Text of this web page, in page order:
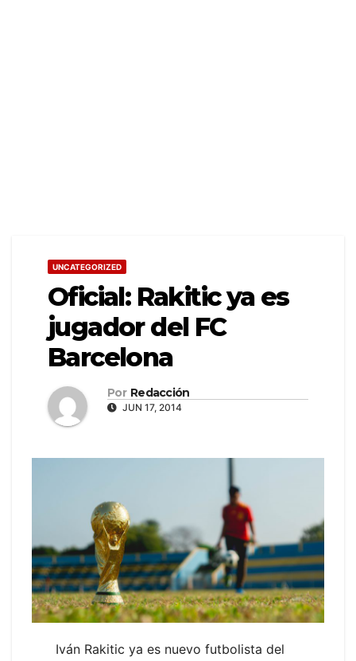
UNCATEGORIZED
Oficial: Rakitic ya es
jugador del FC
Barcelona
Por Redacción
JUN 17, 2014
Iván Rakitic ya es nuevo futbolista del